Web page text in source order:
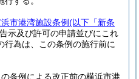
市港湾施設条例(以下「新条
示及び許可の申請並びにこれ
行為は、この条例の施行前に
条例による改正前の横浜市港